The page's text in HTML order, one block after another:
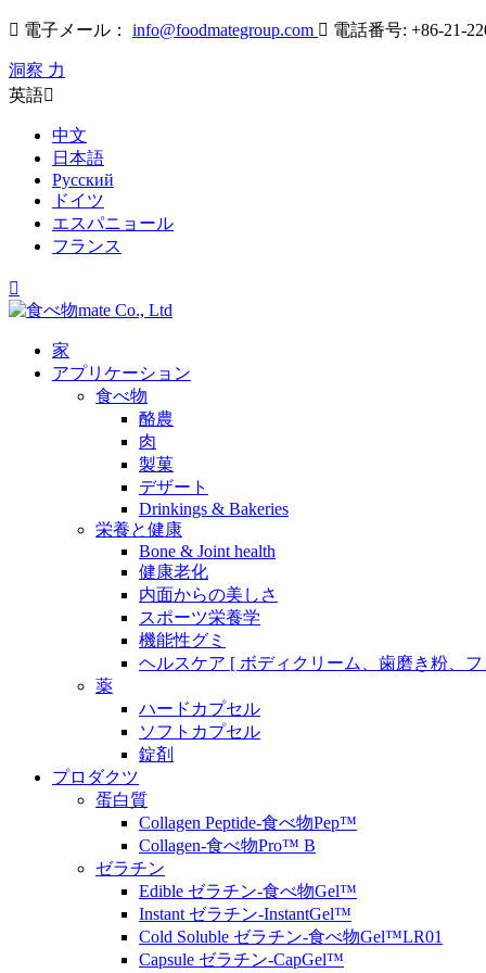
 電子メール： info@foodmategroup.com  電話番号: +86-21-
洞察 力
英語
中文
日本語
Русский
ドイツ
エスパニョール
フランス

家
アプリケーション
食べ物
酪農
肉
製菓
デザート
Drinkings & Bakeries
栄養と健康
Bone & Joint health
健康老化
内面からの美しさ
スポーツ栄養学
機能性グミ
ヘルスケア [ ボディクリーム、歯磨き粉、
薬
ハードカプセル
ソフトカプセル
錠剤
プロダクツ
蛋白質
Collagen Peptide-食べ物Pep™
Collagen-食べ物Pro™ B
ゼラチン
Edible ゼラチン-食べ物Gel™
Instant ゼラチン-InstantGel™
Cold Soluble ゼラチン-食べ物Gel™LR01
Capsule ゼラチン-CapGel™